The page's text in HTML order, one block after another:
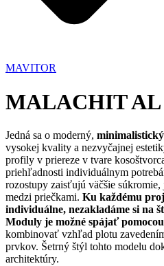
MAVITOR
MALACHIT AL
Jedná sa o moderný,
vysokej kvality a nezvyčajnej
profily v priereze v tvare
priehľadnosti individuálnym
rozostupy zaisťujú väčšie
medzi priečkami. Ku každému
individuálne, nezakladáme si na
Moduly je možné spájať
kombinovať vzhľad plotu
prvkov. Šetrný štýl tohto modelu
architektúry.